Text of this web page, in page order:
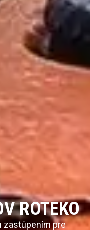
ROTEKO
zastúpením pre